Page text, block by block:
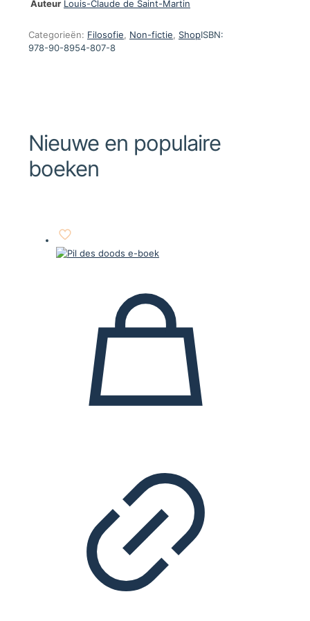
Auteur Louis-Claude de Saint-Martin
Categorieën: Filosofie Non-fictie ShopISBN:
978-90-8954-807-8
Nieuwe en populaire
boeken